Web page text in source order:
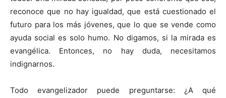
reconoce que no hay igualdad, que está cuestionado el
futuro para los más jóvenes, que lo que se vende como
ayuda social es solo humo. No digamos, si la mirada es
evangélica. Entonces, no hay duda, necesitamos
indignarnos.
Todo evangelizador puede preguntarse: ¿A qué